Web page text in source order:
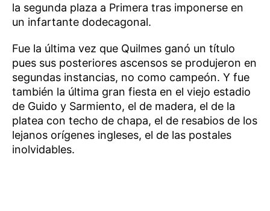
la segunda plaza a Primera tras imponerse en
un infartante dodecagonal.
Fue la última vez que Quilmes ganó un título
pues sus posteriores ascensos se produjeron en
segundas instancias, no como campeón. Y fue
también la última gran fiesta en el viejo estadio
de Guido y Sarmiento, el de madera, el de la
platea con techo de chapa, el de resabios de los
lejanos orígenes ingleses, el de las postales
inolvidables.